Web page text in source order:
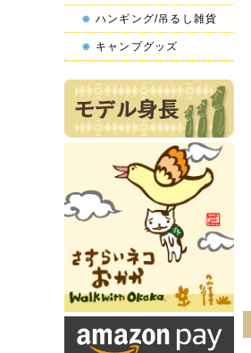
ハンギング/吊るし雑貨
キャンプグッズ